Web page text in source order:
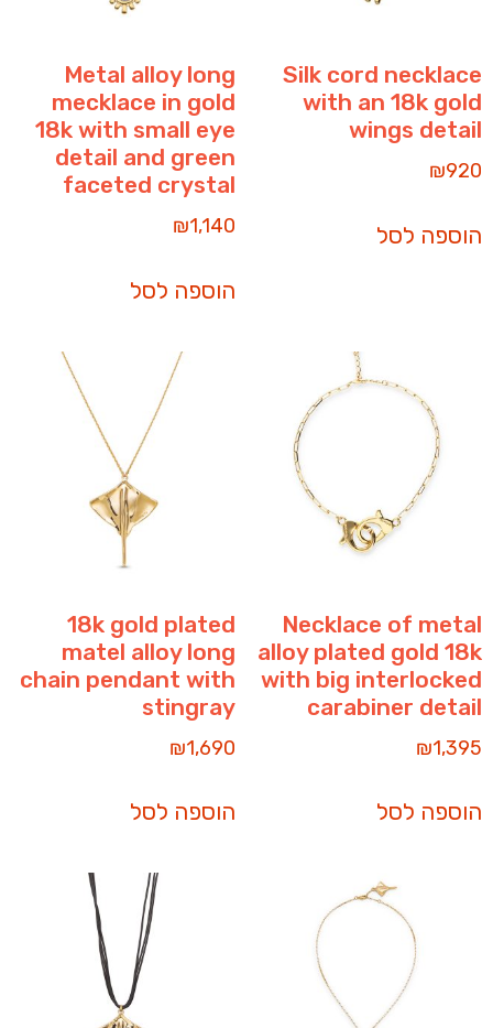
Silk cord necklace
with an 18k gold
wings detail
₪920
הוספה לסל
Metal alloy long
mecklace in gold
18k with small eye
detail and green
faceted crystal
₪1,140
הוספה לסל
Necklace of metal
alloy plated gold 18k
with big interlocked
carabiner detail
₪1,395
הוספה לסל
18k gold plated
matel alloy long
chain pendant with
stingray
₪1,690
הוספה לסל